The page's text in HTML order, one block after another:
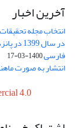
آخرین اخبار
انتخاب مجله
در سال
فارسی1400-03-17
انتشار به صورت
4.0